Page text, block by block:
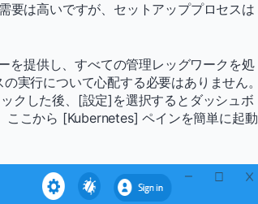
要は高いですが、セットアッププロセスは
提供し、すべての管理レッグワークを処
実行について心配する必要はありません。
クした後、[設定]を選択するとダッシュボ
ここから [Kubernetes] ペインを簡単に起動